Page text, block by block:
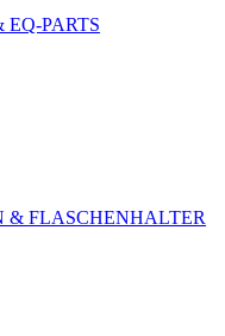
EQ-PARTS
& FLASCHENHALTER